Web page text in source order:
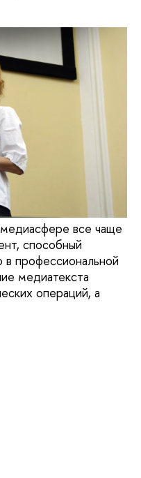
все чаще
способный
профессиональной
медиатекста
операций, а